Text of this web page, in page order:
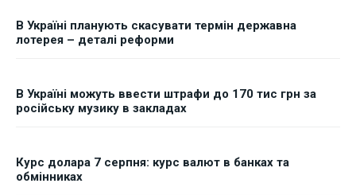
В Україні планують скасувати термін державна
лотерея – деталі реформи
В Україні можуть ввести штрафи до 170 тис грн за
російську музику в закладах
Курс долара 7 серпня: курс валют в банках та
обмінниках